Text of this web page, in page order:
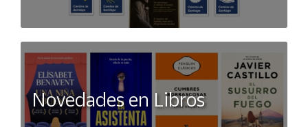
Novedades en Libros